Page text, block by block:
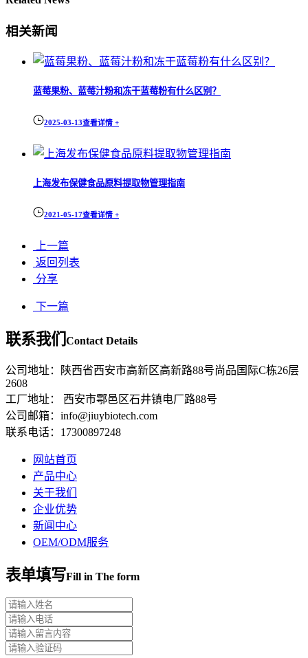
相关新闻
蓝莓果粉、蓝莓汁粉和冻干蓝莓粉有什么区别？
2025-03-13查看详情 +
上海发布保健食品原料提取物管理指南
2021-05-17查看详情 +
上一篇
返回列表
分享
下一篇
联系我们 Contact Details
公司地址：陕西省西安市高新区高新路88号尚品国际C栋26层
2608
工厂地址： 西安市鄠邑区石井镇电厂路88号
公司邮箱：info@jiuybiotech.com
联系电话：17300897248
网站首页
产品中心
关于我们
企业优势
新闻中心
OEM/ODM服务
表单填写Fill in The form